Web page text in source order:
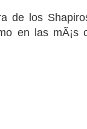
de los
en las mÃ¡s